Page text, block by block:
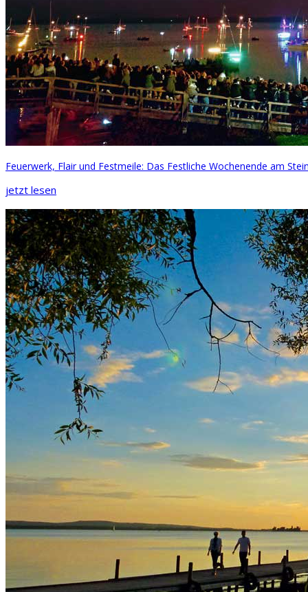
Feuerwerk, Flair und Festmeile: Das Festliche Wochenende am
jetzt lesen